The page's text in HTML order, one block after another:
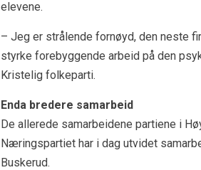
elevene.
– Jeg er strålende fornøyd, den neste
styrke forebyggende arbeid på den
Kristelig folkeparti.
Enda bredere samarbeid
De allerede samarbeidene partiene i
Næringspartiet har i dag utvidet
Buskerud.